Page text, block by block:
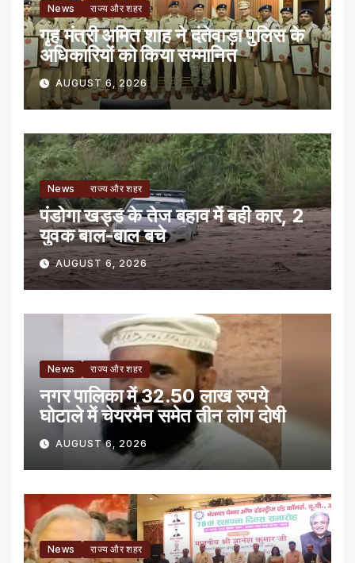
News राज्य और शहर
गृह मंत्री अमित शाह ने दंतेवाड़ा पुलिस के
अधिकारियों को किया सम्मानित
AUGUST 6, 2026
News राज्य और शहर
पंडोगा खड्ड के तेज बहाव में बही कार, 2
युवक बाल-बाल बचे
AUGUST 6, 2026
News राज्य और शहर
नगर पालिका में 32.50 लाख रुपये
घोटाले में चेयरमैन समेत तीन लोग दोषी
AUGUST 6, 2026
News राज्य और शहर